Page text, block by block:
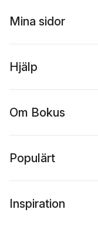
Mina sidor
Hjälp
Om Bokus
Populärt
Inspiration